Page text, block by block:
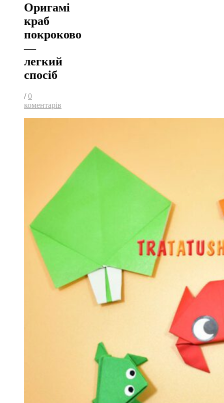
Оригамі
краб
покроково
—
легкий
спосіб
/ 0
коментарів